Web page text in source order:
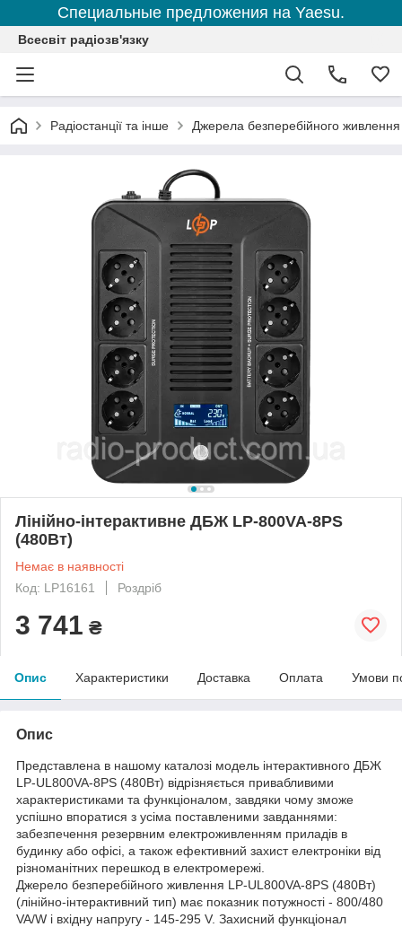
Специальные предложения на Yaesu.
Всесвіт радіозв'язку
Радіостанції та інше Джерела безперебійного живлення
Лінійно-інтерактивне ДБЖ LP-800VA-8PS
(480Вт)
Немає в наявності
Код: LP16161
Роздріб
3 741 ₴
Опис Характеристики Доставка Оплата Умови
Опис
Представлена в нашому каталозі модель інтерактивного ДБЖ
LP-UL800VA-8PS (480Вт) відрізняється привабливими
характеристиками та функціоналом, завдяки чому зможе
успішно впоратися з усіма поставленими завданнями:
забезпечення резервним електроживленням приладів в
будинку або офісі, а також ефективний захист електроніки від
різноманітних перешкод в електромережі.
Джерело безперебійного живлення LP-UL800VA-8PS (480Вт)
(лінійно-інтерактивний тип) має показник потужності - 800/480
VA/W і вхідну напругу - 145-295 V. Захисний функціонал